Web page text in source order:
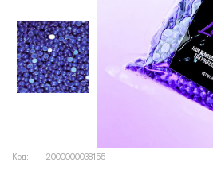
Код: 2000000038155